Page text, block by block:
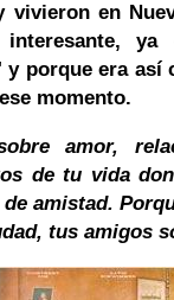
vivieron en
ya
porque era así
momento.
amor,
de tu vida
amistad.
tus amigos